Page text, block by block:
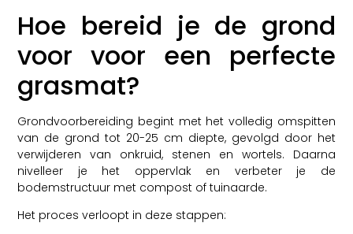
Hoe bereid je de grond
voor voor een perfecte
grasmat?
Grondvoorbereiding begint met het volledig omspitten
van de grond tot 20-25 cm diepte, gevolgd door het
verwijderen van onkruid, stenen en wortels. Daarna
nivelleer je het oppervlak en verbeter je de
bodemstructuur met compost of tuinaarde.
Het proces verloopt in deze stappen: